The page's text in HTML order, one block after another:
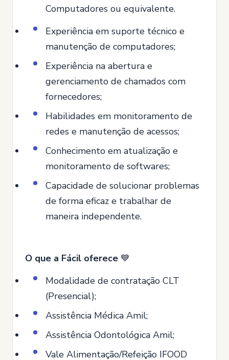
Computadores ou equivalente.
Experiência em suporte técnico e
manutenção de computadores;
Experiência na abertura e
gerenciamento de chamados com
fornecedores;
Habilidades em monitoramento de
redes e manutenção de acessos;
Conhecimento em atualização e
monitoramento de softwares;
Capacidade de solucionar problemas
de forma eficaz e trabalhar de
maneira independente.
O que a Fácil oferece 💙
Modalidade de contratação CLT
(Presencial);
Assistência Médica Amil;
Assistência Odontológica Amil;
Vale Alimentação/Refeição IFOOD